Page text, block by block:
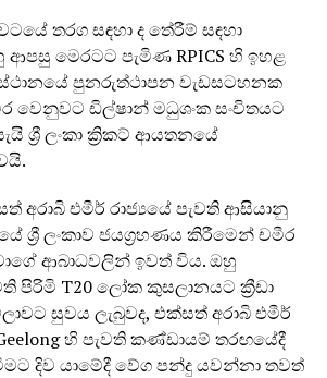
තරග සඳහා ද තේරීම් සඳහා
මෙරටට පැමිණ RPICS හි ඉහළ
පුනරුත්ථාපන වැඩසටහනක
වෙනුවට ඩිල්ෂාන් මධුශංක සංචිතයට
ශ්‍රී ලංකා ක්‍රිකට් ආයතනයේ
අරාබි එමීර් රාජ්‍යයේ පැවති ආසියානු
ශ්‍රී ලංකාව ජයග්‍රහණය කිරීමෙන් චමීර
ආබාධවලින් ඉවත් විය. ඔහු
පිරිමි T20 ලෝක කුසලානයට ක්‍රීඩා
සුවය ලැබුවද, එක්සත් අරාබි එමීර්
හි පැවති කණ්ඩායම් තරඟයේදී
දිව යාමේදී වේග පන්දු යවන්නා තවත්